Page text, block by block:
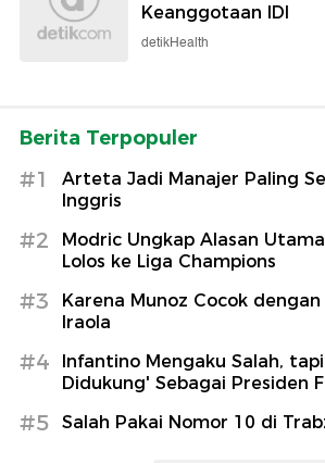
Keanggotaan IDI
detikHealth
Berita Terpopuler
#1
Arteta Jadi Manajer Paling
Inggris
#2
Modric Ungkap Alasan
Lolos ke Liga Champions
#3
Karena Munoz Cocok dengan
Iraola
#4
Infantino Mengaku Salah,
Didukung' Sebagai Presiden
#5 Salah Pakai Nomor 10 di